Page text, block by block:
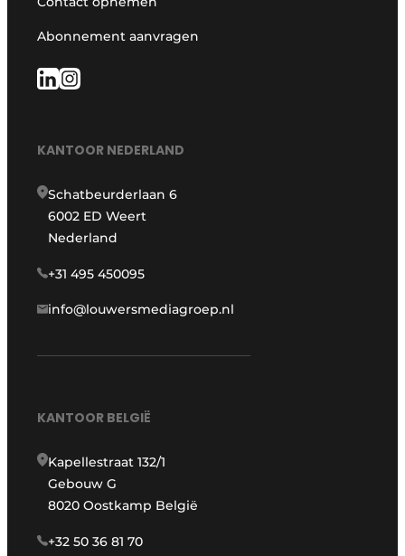
Abonnement aanvragen
KANTOOR NEDERLAND
Schatbeurderlaan 6
6002 ED Weert
Nederland
+31 495 450095
info@louwersmediagroep.nl
KANTOOR BELGIË
Kapellestraat 132/1
Gebouw G
8020 Oostkamp België
+32 50 36 81 70